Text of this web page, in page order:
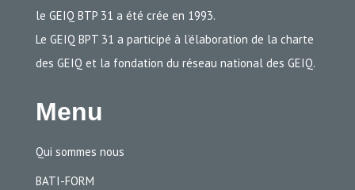
le GEIQ BTP 31 a été crée en 1993.
Le GEIQ BPT 31 a participé à l’élaboration de la charte
des GEIQ et la fondation du réseau national des GEIQ.
Menu
Qui sommes nous
BATI-FORM